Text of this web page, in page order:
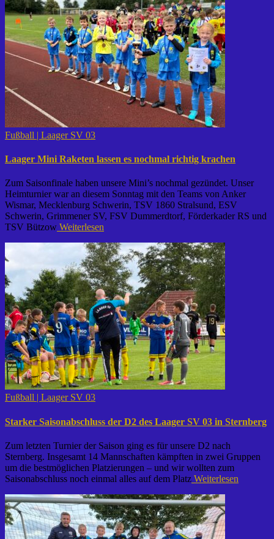
Fußball | Laager SV 03
Laager Mini Raketen lassen es nochmal richtig krachen
Zum Saisonfinale haben unsere Mini’s nochmal gezündet. Unser
Heimturnier war an diesem Sonntag mit den Teams von Anker
Wismar, Mecklenburg Schwerin, TSV 1860 Stralsund, ESV
Schwerin, Grimmener SV, FSV Dummerdtorf, Förderkader RS und
TSV Bützow Weiterlesen
Fußball | Laager SV 03
Starker Saisonabschluss der D2 des Laager SV 03 in Sternberg
Zum letzten Turnier der Saison ging es für unsere D2 nach
Sternberg. Insgesamt 14 Mannschaften kämpften in zwei Gruppen
um die bestmöglichen Platzierungen – und wir wollten zum
Saisonabschluss noch einmal alles auf dem Platz Weiterlesen